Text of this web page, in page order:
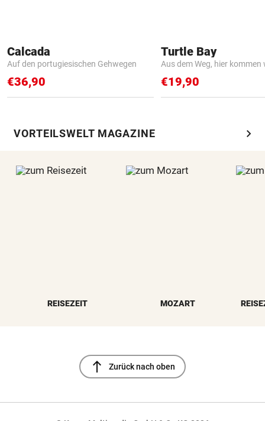
Calcada
Auf den portugiesischen Gehwegen
€36,90
Turtle Bay
Aus dem Weg, hier kommen
€19,90
VORTEILSWELT MAGAZINE chevron_right
REISEZEIT MOZART
north Zurück nach oben